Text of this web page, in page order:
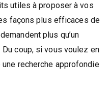
utiles à proposer à vos
façons plus efficaces de
plus qu’un
coup, si vous voulez en
recherche approfondie